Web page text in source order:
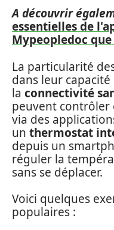
A découvrir
essentielles de
Mypeopledoc
La particularité
dans leur
la connectivité
peuvent contrôler
via des
un thermostat
depuis un
réguler la
sans se déplacer.
Voici quelques
populaires :